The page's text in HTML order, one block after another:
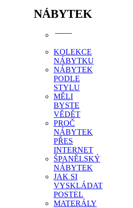
NÁBYTEK
KOLEKCE
NÁBYTKU
NÁBYTEK
PODLE
STYLU
MĚLI
BYSTE
VĚDĚT
PROČ
NÁBYTEK
PŘES
INTERNET
ŠPANĚLSKÝ
NÁBYTEK
JAK SI
VYSKLÁDAT
POSTEL
MATERÁLY